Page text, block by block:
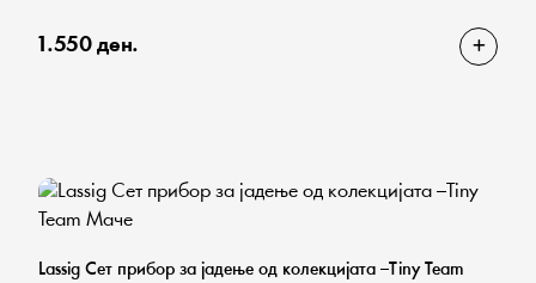
1.550 ден.
Lassig Сет прибор за јадење од колекцијата –Tiny Team